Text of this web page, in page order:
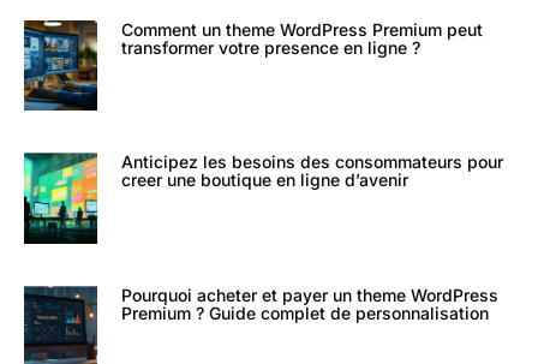
Comment un theme WordPress Premium peut
transformer votre presence en ligne ?
Anticipez les besoins des consommateurs pour
creer une boutique en ligne d’avenir
Pourquoi acheter et payer un theme WordPress
Premium ? Guide complet de personnalisation